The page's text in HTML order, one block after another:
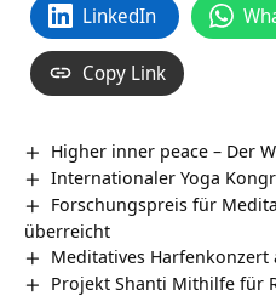
LinkedIn
Copy Link
Higher inner peace – Der
Internationaler Yoga
Forschungspreis für
überreicht
Meditatives Harfenkonzert
Projekt Shanti Mithilfe für